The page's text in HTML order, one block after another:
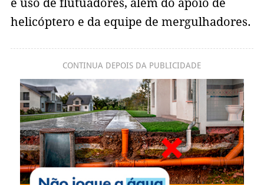
e uso de flutuadores, além do apoio de
helicóptero e da equipe de mergulhadores.
CONTINUA DEPOIS DA PUBLICIDADE